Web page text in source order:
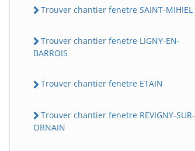
Trouver chantier fenetre SAINT-MIHIEL
Trouver chantier fenetre LIGNY-EN-
BARROIS
Trouver chantier fenetre ETAIN
Trouver chantier fenetre REVIGNY-SUR-
ORNAIN